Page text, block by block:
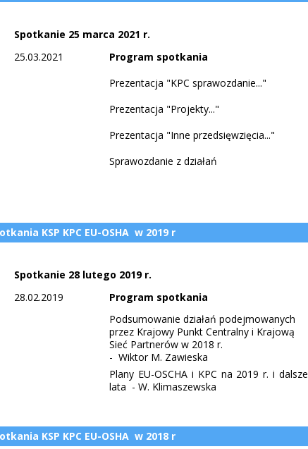
Spotkanie 25 marca 2021 r.
25.03.2021
Program spotkania
Prezentacja "KPC sprawozdanie..."
Prezentacja "Projekty..."
Prezentacja "Inne przedsięwzięcia..."
Sprawozdanie z działań
KSP KPC EU-OSHA w 2019 r
Spotkanie 28 lutego 2019 r.
28.02.2019
Program spotkania
Podsumowanie działań podejmowanych
przez Krajowy Punkt Centralny i Krajową
Sieć Partnerów w 2018 r.
- Wiktor M. Zawieska
Plany EU-OSCHA i KPC na 2019 r. i dalsze
lata - W. Klimaszewska
KSP KPC EU-OSHA w 2018 r